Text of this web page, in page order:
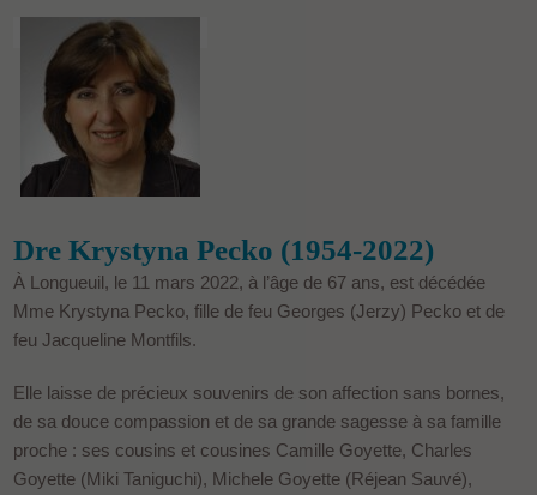
Dre Krystyna Pecko (1954-2022)
À Longueuil, le 11 mars 2022, à l’âge de 67 ans, est décédée
Mme Krystyna Pecko, fille de feu Georges (Jerzy) Pecko et de
feu Jacqueline Montfils.
Elle laisse de précieux souvenirs de son affection sans bornes,
de sa douce compassion et de sa grande sagesse à sa famille
proche : ses cousins et cousines Camille Goyette, Charles
Goyette (Miki Taniguchi), Michele Goyette (Réjean Sauvé),